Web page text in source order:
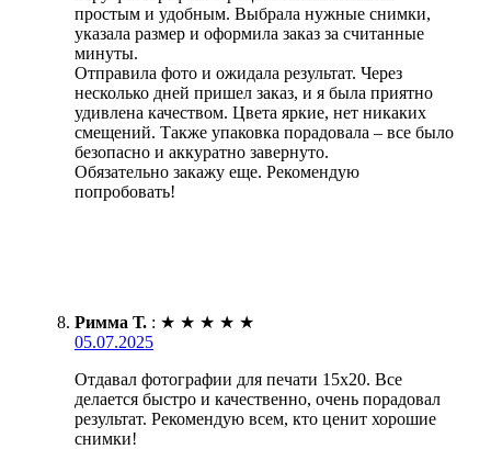
простым и удобным. Выбрала нужные снимки,
указала размер и оформила заказ за считанные
минуты.
Отправила фото и ожидала результат. Через
несколько дней пришел заказ, и я была приятно
удивлена качеством. Цвета яркие, нет никаких
смещений. Также упаковка порадовала – все было
безопасно и аккуратно завернуто.
Обязательно закажу еще. Рекомендую
попробовать!
Римма Т. : ★ ★ ★ ★ ★
05.07.2025
Отдавал фотографии для печати 15х20. Все
делается быстро и качественно, очень порадовал
результат. Рекомендую всем, кто ценит хорошие
снимки!